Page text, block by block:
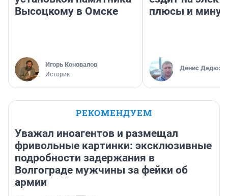
Высоцкому в Омске
Игорь Коновалов
Историк
плюсы и
Денис
РЕКОМЕНДУЕМ
Уважал иноагентов и размещал
фривольные картинки: эксклюзивные
подробности задержания в
Волгограде мужчины за фейки об
армии